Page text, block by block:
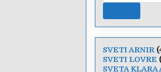
SVETI ARNIR
SVETI LOVRE
SVETA KLARA